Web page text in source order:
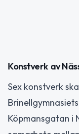
Konstverk av
Sex konstverk
Köpmansgatan i